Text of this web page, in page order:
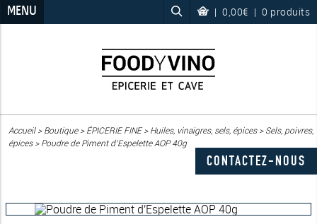
MENU | 0,00€ | 0 produits
Accueil>Boutique>ÉPICERIE FINE>Huiles, vinaigres, sels, épices>Sels, poivres,
épices>Poudre de Piment d’Espelette AOP 40g
CONTACTEZ-NOUS